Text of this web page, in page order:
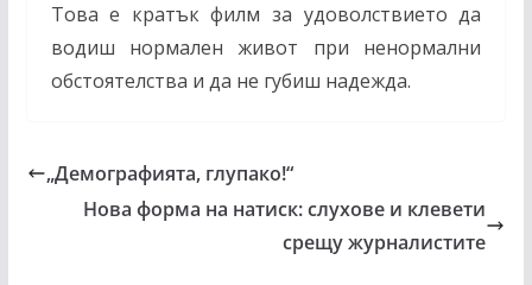
Това е кратък филм за удоволствието да
водиш нормален живот при ненормални
обстоятелства и да не губиш надежда.
„Демографията, глупако!“
Нова форма на натиск: слухове и клевети
срещу журналистите